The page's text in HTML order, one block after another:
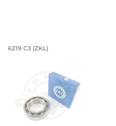
мм,
Подшипник
6219 C3 (ZKL)